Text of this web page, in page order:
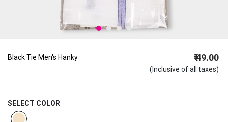
Black Tie Men's Hanky ₹ 49.00
(Inclusive of all taxes)
SELECT COLOR
selected